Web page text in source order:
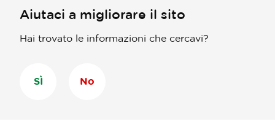
Aiutaci a migliorare il sito
Hai trovato le informazioni che cercavi?
SÌ No